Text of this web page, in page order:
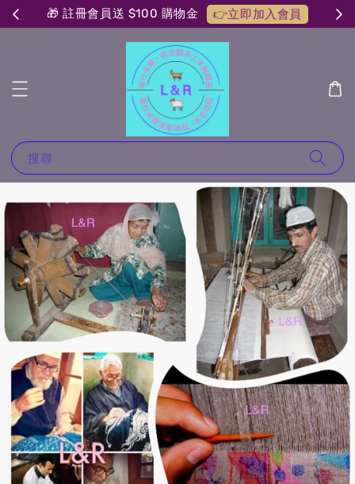
💰 會員單筆滿額 $12,000 現折 $500
搜尋